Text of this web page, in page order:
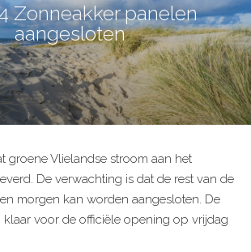
Zonneakker panelen
aangesloten
groene Vlielandse stroom aan het
De verwachting is dat de rest van de
morgen kan worden aangesloten. De
klaar voor de officiële opening op vrijdag